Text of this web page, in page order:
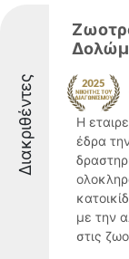
Διακριθέντες
Η
έδρα
με την
στις